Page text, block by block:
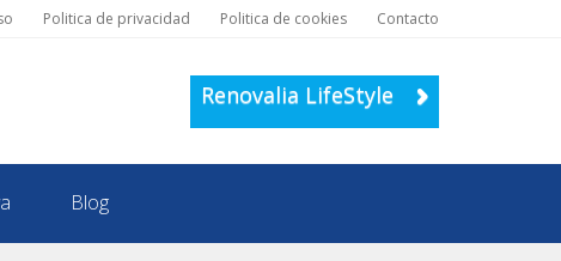
Politica de privacidad Politica de cookies Contacto
Renovalia LifeStyle
Blog